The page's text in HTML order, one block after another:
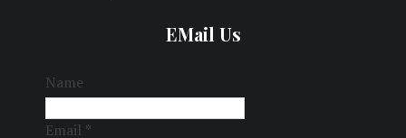
EMail Us
Name
Email *